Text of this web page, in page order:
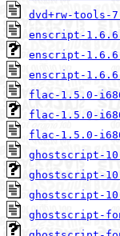
dvd+rw-tools-
enscript-
enscript-
enscript-
flac-1.5.0-
flac-1.5.0-
flac-1.5.0-
ghostscript-
ghostscript-
ghostscript-
ghostscript-